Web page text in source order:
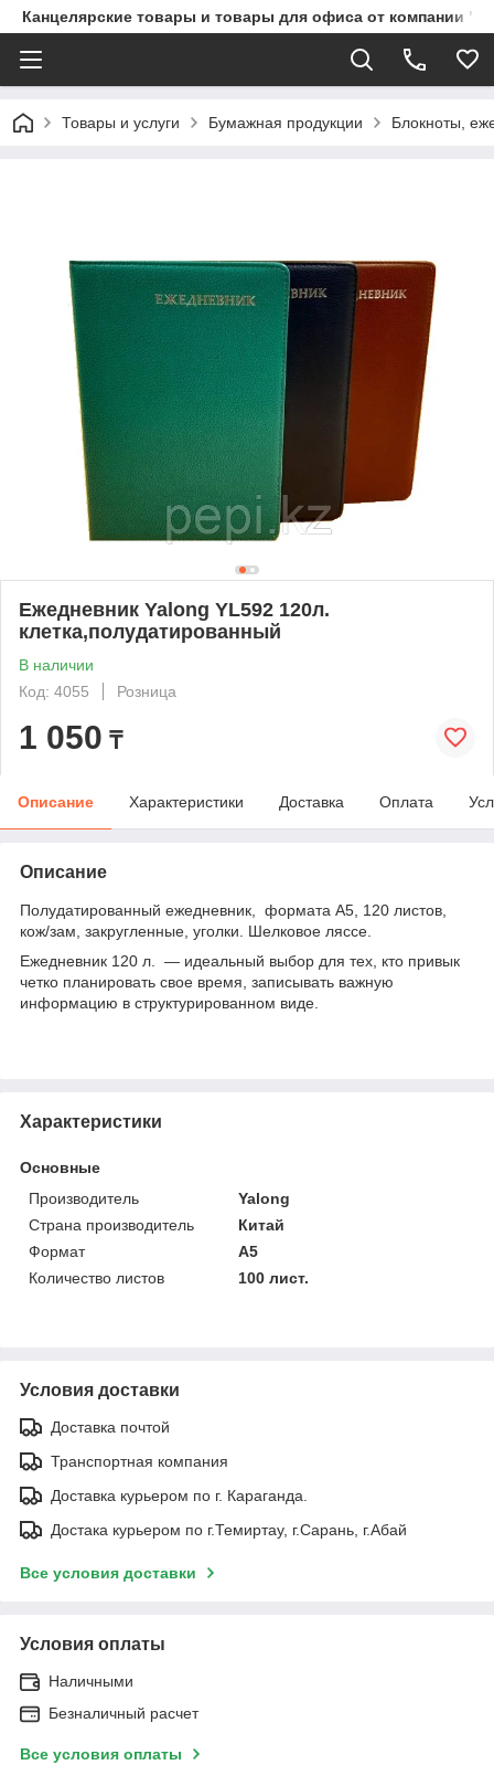
Канцелярские товары и товары для офиса от компании
Товары и услуги Бумажная продукции Блокноты,
Ежедневник Yalong YL592 120л.
клетка,полудатированный
В наличии
Код: 4055
Розница
1 050 ₸
Описание Характеристики Доставка Оплата
Описание
Полудатированный ежедневник, формата А5, 120 листов,
кож/зам, закругленные, уголки. Шелковое ляссе.
Ежедневник 120 л. — идеальный выбор для тех, кто привык
четко планировать свое время, записывать важную
информацию в структурированном виде.
Характеристики
Основные
Производитель
Yalong
Страна производитель
Китай
Формат
A5
Количество листов
100 лист.
Условия доставки
Доставка почтой
Транспортная компания
Доставка курьером по г. Караганда.
Достака курьером по г.Темиртау, г.Сарань, г.Абай
Все условия доставки
Условия оплаты
Наличными
Безналичный расчет
Все условия оплаты